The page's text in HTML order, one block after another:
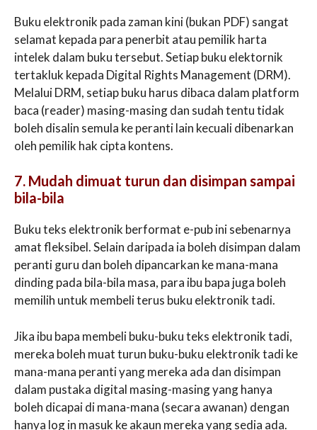
Buku elektronik pada zaman kini (bukan PDF) sangat
selamat kepada para penerbit atau pemilik harta
intelek dalam buku tersebut. Setiap buku elektornik
tertakluk kepada Digital Rights Management (DRM).
Melalui DRM, setiap buku harus dibaca dalam platform
baca (reader) masing-masing dan sudah tentu tidak
boleh disalin semula ke peranti lain kecuali dibenarkan
oleh pemilik hak cipta kontens.
7. Mudah dimuat turun dan disimpan sampai
bila-bila
Buku teks elektronik berformat e-pub ini sebenarnya
amat fleksibel. Selain daripada ia boleh disimpan dalam
peranti guru dan boleh dipancarkan ke mana-mana
dinding pada bila-bila masa, para ibu bapa juga boleh
memilih untuk membeli terus buku elektronik tadi.
Jika ibu bapa membeli buku-buku teks elektronik tadi,
mereka boleh muat turun buku-buku elektronik tadi ke
mana-mana peranti yang mereka ada dan disimpan
dalam pustaka digital masing-masing yang hanya
boleh dicapai di mana-mana (secara awanan) dengan
hanya log in masuk ke akaun mereka yang sedia ada.